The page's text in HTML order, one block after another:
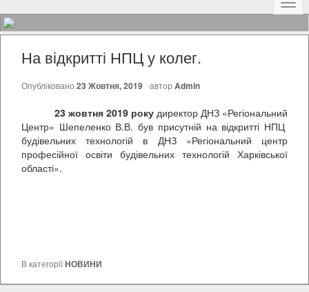
На відкритті НПЦ у колег.
Опубліковано 23 Жовтня, 2019 автор Admin
23 жовтня 2019 року директор ДНЗ «Регіональний
Центр» Шепеленко В.В. був присутній на відкритті НПЦ
будівельних технологій в ДНЗ «Регіональний центр
професійної освіти будівельних технологій Харківської
області».
В категоріїНОВИНИ